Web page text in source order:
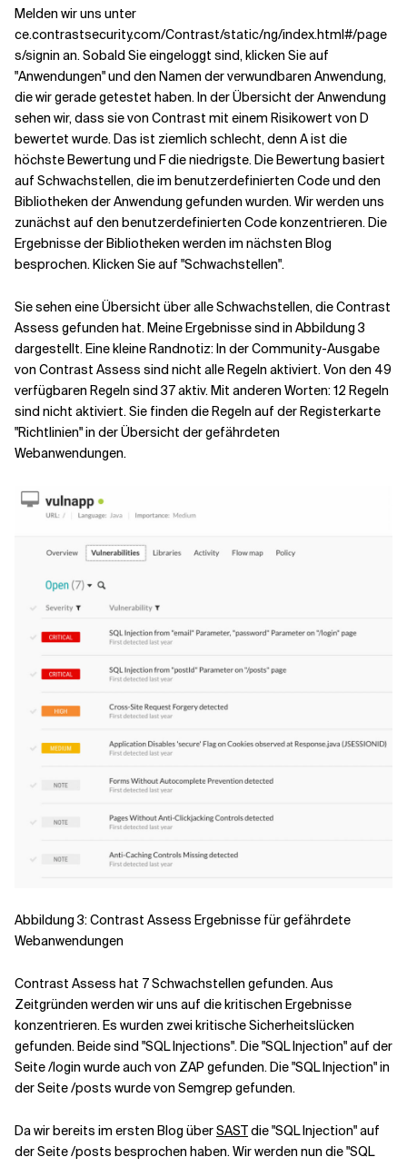
Melden wir uns unter
ce.contrastsecurity.com/Contrast/static/ng/index.html#/page
s/signin an. Sobald Sie eingeloggt sind, klicken Sie auf
"Anwendungen" und den Namen der verwundbaren Anwendung,
die wir gerade getestet haben. In der Übersicht der Anwendung
sehen wir, dass sie von Contrast mit einem Risikowert von D
bewertet wurde. Das ist ziemlich schlecht, denn A ist die
höchste Bewertung und F die niedrigste. Die Bewertung basiert
auf Schwachstellen, die im benutzerdefinierten Code und den
Bibliotheken der Anwendung gefunden wurden. Wir werden uns
zunächst auf den benutzerdefinierten Code konzentrieren. Die
Ergebnisse der Bibliotheken werden im nächsten Blog
besprochen. Klicken Sie auf "Schwachstellen".
Sie sehen eine Übersicht über alle Schwachstellen, die Contrast
Assess gefunden hat. Meine Ergebnisse sind in Abbildung 3
dargestellt. Eine kleine Randnotiz: In der Community-Ausgabe
von Contrast Assess sind nicht alle Regeln aktiviert. Von den 49
verfügbaren Regeln sind 37 aktiv. Mit anderen Worten: 12 Regeln
sind nicht aktiviert. Sie finden die Regeln auf der Registerkarte
"Richtlinien" in der Übersicht der gefährdeten
Webanwendungen.
Abbildung 3: Contrast Assess Ergebnisse für gefährdete
Webanwendungen
Contrast Assess hat 7 Schwachstellen gefunden. Aus
Zeitgründen werden wir uns auf die kritischen Ergebnisse
konzentrieren. Es wurden zwei kritische Sicherheitslücken
gefunden. Beide sind "SQL Injections". Die "SQL Injection" auf der
Seite /login wurde auch von ZAP gefunden. Die "SQL Injection" in
der Seite /posts wurde von Semgrep gefunden.
Da wir bereits im ersten Blog überSASTdie "SQL Injection" auf
der Seite /posts besprochen haben. Wir werden nun die "SQL